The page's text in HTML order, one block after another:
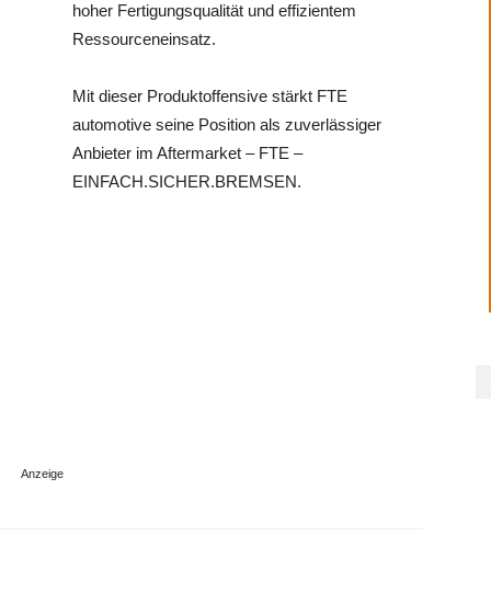
hoher Fertigungsqualität und effizientem
Ressourceneinsatz.
Mit dieser Produktoffensive stärkt FTE
automotive seine Position als zuverlässiger
Anbieter im Aftermarket – FTE –
EINFACH.SICHER.BREMSEN.